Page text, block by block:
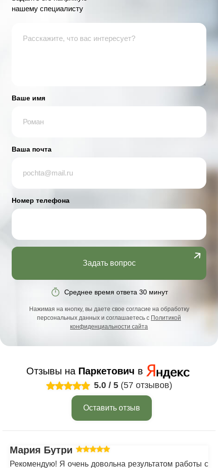
нашему специалисту
Ваше имя
Ваша почта
Номер телефона
Задать вопрос
Среднее время ответа 30 минут
Нажимая на кнопку, вы даете свое согласие на обработку
персональных данных и соглашаетесь с Политикой
конфиденциальности сайта
Отзывы на Паркетович в
5.0 / 5 (57 отзывов)
Оставить отзыв
Мария Бутрим
Рекомендую! Я очень довольна результатом работы с